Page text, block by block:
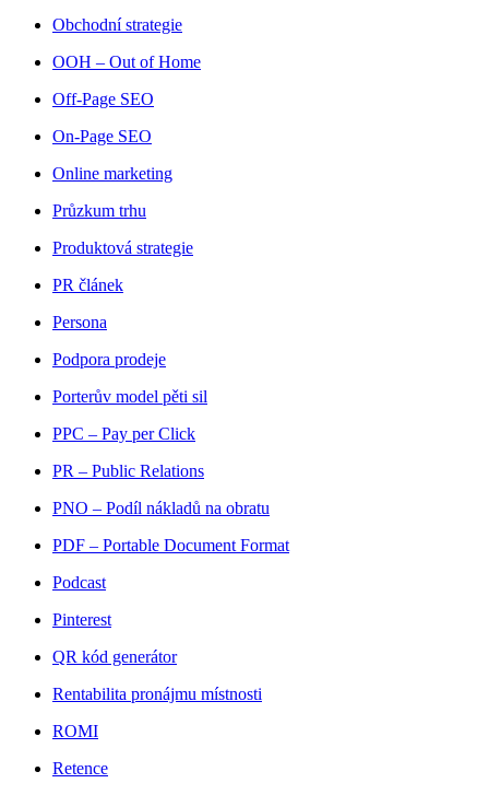
Obchodní strategie
OOH – Out of Home
Off-Page SEO
On-Page SEO
Online marketing
Průzkum trhu
Produktová strategie
PR článek
Persona
Podpora prodeje
Porterův model pěti sil
PPC – Pay per Click
PR – Public Relations
PNO – Podíl nákladů na obratu
PDF – Portable Document Format
Podcast
Pinterest
QR kód generátor
Rentabilita pronájmu místnosti
ROMI
Retence